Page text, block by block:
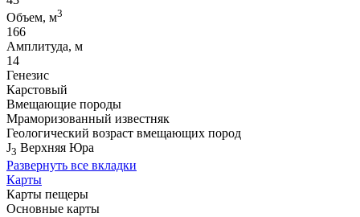
Объем, м3
166
Амплитуда, м
14
Генезис
Карстовый
Вмещающие породы
Мраморизованный известняк
Геологический возраст вмещающих пород
J3 Верхняя Юра
Развернуть все вкладки
Карты
Карты пещеры
Основные карты